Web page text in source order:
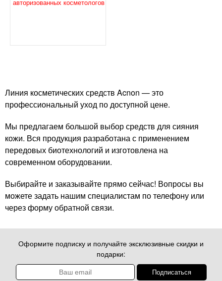
авторизованных косметологов
Линия косметических средств Acnon — это
профессиональный уход по доступной цене.
Мы предлагаем большой выбор средств для сияния
кожи. Вся продукция разработана с применением
передовых биотехнологий и изготовлена на
современном оборудовании.
Выбирайте и заказывайте прямо сейчас! Вопросы вы
можете задать нашим специалистам по телефону или
через форму обратной связи.
Оформите подписку и получайте эксклюзивные скидки и
подарки: